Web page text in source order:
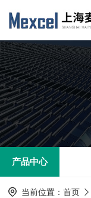
产品中心
当前位置： 首页